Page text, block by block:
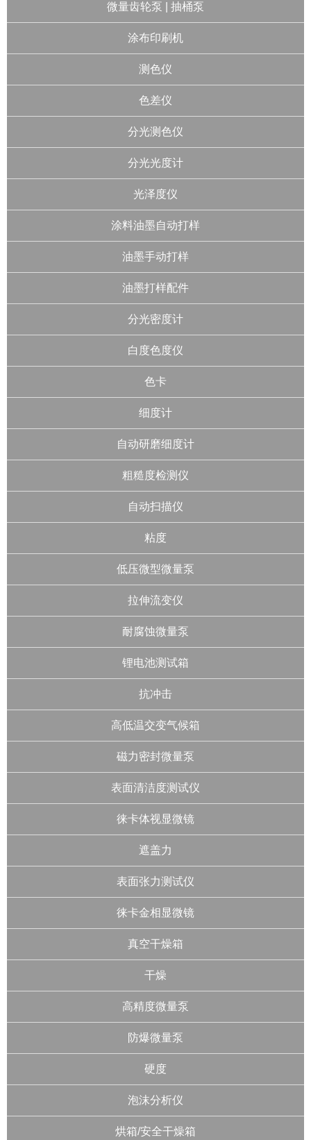
微量齿轮泵 | 抽桶泵
涂布印刷机
测色仪
色差仪
分光测色仪
分光光度计
光泽度仪
涂料油墨自动打样
油墨手动打样
油墨打样配件
分光密度计
白度色度仪
色卡
细度计
自动研磨细度计
粗糙度检测仪
自动扫描仪
粘度
低压微型微量泵
拉伸流变仪
耐腐蚀微量泵
锂电池测试箱
抗冲击
高低温交变气候箱
磁力密封微量泵
表面清洁度测试仪
徕卡体视显微镜
遮盖力
表面张力测试仪
徕卡金相显微镜
真空干燥箱
干燥
高精度微量泵
防爆微量泵
硬度
泡沫分析仪
烘箱/安全干燥箱